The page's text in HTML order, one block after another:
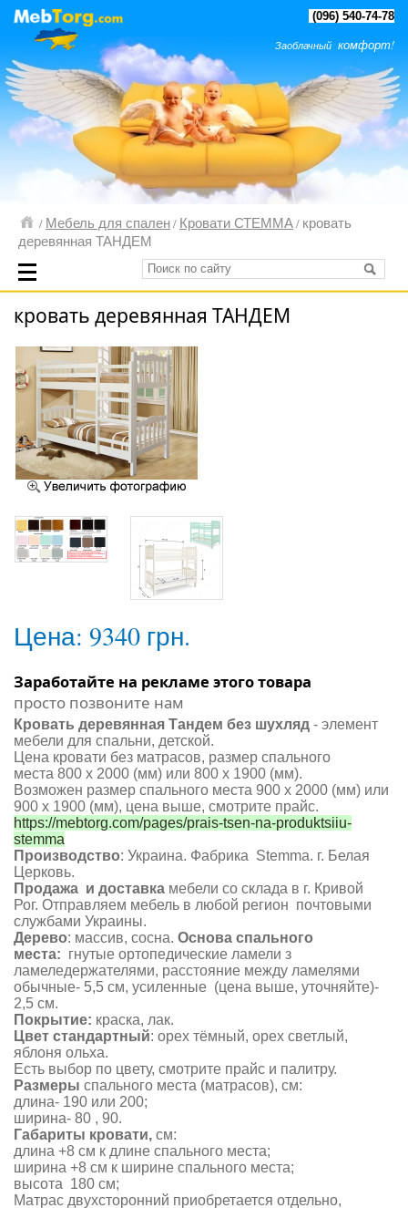
(096) 540-74-78
Заоблачный комфорт!
/ Мебель для спален/ Кровати СТЕММА/ кровать
деревянная ТАНДЕМ
кровать деревянная ТАНДЕМ
Цена: 9340 грн.
Заработайте на рекламе этого товара
просто позвоните нам
Кровать деревянная Тандем без шухляд - элемент
мебели для спальни, детской.
Цена кровати без матрасов, размер спального
места 800 х 2000 (мм) или 800 х 1900 (мм).
Возможен размер спального места 900 х 2000 (мм) или
900 х 1900 (мм), цена выше, смотрите прайс.
https://mebtorg.com/pages/prais-tsen-na-produktsiiu-
stemma
Производство: Украина. Фабрика Stemma. г. Белая
Церковь.
Продажа и доставка мебели со склада в г. Кривой
Рог. Отправляем мебель в любой регион почтовыми
службами Украины.
Дерево: массив, сосна. Основа спального
места: гнутые ортопедические ламели з
ламеледержателями, расстояние между ламелями
обычные- 5,5 см, усиленные (цена выше, уточняйте)-
2,5 см.
Покрытие: краска, лак.
Цвет стандартный: орех тёмный, орех светлый,
яблоня ольха.
Есть выбор по цвету, смотрите прайс и палитру.
Размеры спального места (матрасов), см:
длина- 190 или 200;
ширина- 80 , 90.
Габариты кровати, см:
длина +8 см к длине спального места;
ширина +8 см к ширине спального места;
высота 180 см;
Матрас двухсторонний приобретается отдельно,